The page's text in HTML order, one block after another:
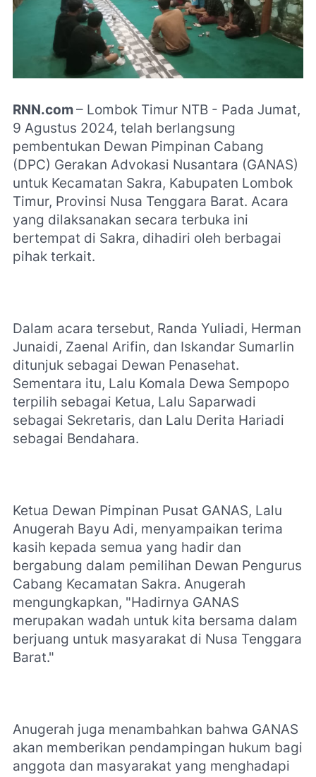
RNN.com– Lombok Timur NTB - Pada Jumat,
9 Agustus 2024, telah berlangsung
pembentukan Dewan Pimpinan Cabang
(DPC) Gerakan Advokasi Nusantara (GANAS)
untuk Kecamatan Sakra, Kabupaten Lombok
Timur, Provinsi Nusa Tenggara Barat. Acara
yang dilaksanakan secara terbuka ini
bertempat di Sakra, dihadiri oleh berbagai
pihak terkait.
Dalam acara tersebut, Randa Yuliadi, Herman
Junaidi, Zaenal Arifin, dan Iskandar Sumarlin
ditunjuk sebagai Dewan Penasehat.
Sementara itu, Lalu Komala Dewa Sempopo
terpilih sebagai Ketua, Lalu Saparwadi
sebagai Sekretaris, dan Lalu Derita Hariadi
sebagai Bendahara.
Ketua Dewan Pimpinan Pusat GANAS, Lalu
Anugerah Bayu Adi, menyampaikan terima
kasih kepada semua yang hadir dan
bergabung dalam pemilihan Dewan Pengurus
Cabang Kecamatan Sakra. Anugerah
mengungkapkan, "Hadirnya GANAS
merupakan wadah untuk kita bersama dalam
berjuang untuk masyarakat di Nusa Tenggara
Barat."
Anugerah juga menambahkan bahwa GANAS
akan memberikan pendampingan hukum bagi
anggota dan masyarakat yang menghadapi